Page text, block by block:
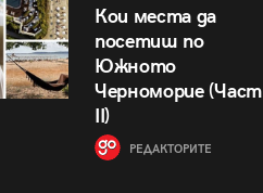
Кои места да
посетиш по
Южното
Черноморие (Част
II)
РЕДАКТОРИТЕ